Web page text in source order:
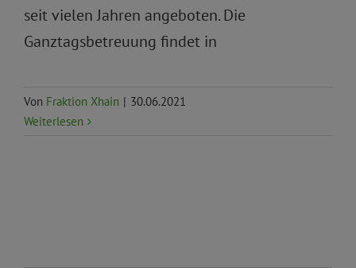
seit vielen Jahren angeboten. Die
Ganztagsbetreuung findet in
Von Fraktion Xhain | 30.06.2021
Weiterlesen